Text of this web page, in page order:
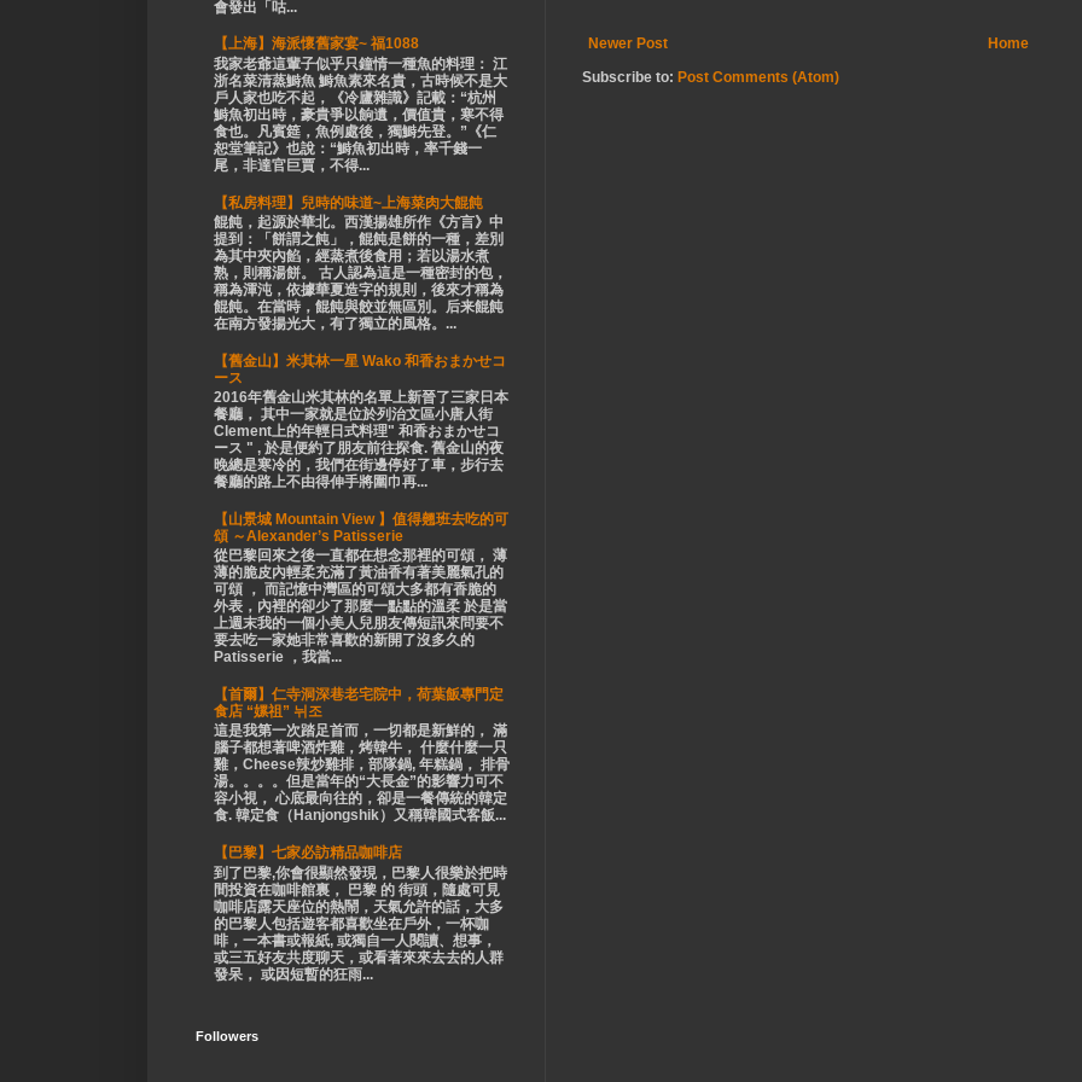
Newer Post
Home
Subscribe to: Post Comments (Atom)
會發出「咕...
【上海】海派懷舊家宴~ 福1088
我家老爺這輩子似乎只鐘情一種魚的料理： 江
浙名菜清蒸鰣魚 鰣魚素來名貴，古時候不是大
戶人家也吃不起，《冷廬雜識》記載：“杭州
鰣魚初出時，豪貴爭以餉遺，價值貴，寒不得
食也。凡賓筵，魚例處後，獨鰣先登。”《仁
恕堂筆記》也說：“鰣魚初出時，率千錢一
尾，非達官巨賈，不得...
【私房料理】兒時的味道~上海菜肉大餛飩
餛飩，起源於華北。西漢揚雄所作《方言》中
提到：「餅謂之飩」，餛飩是餅的一種，差別
為其中夾內餡，經蒸煮後食用；若以湯水煮
熟，則稱湯餅。 古人認為這是一種密封的包，
稱為渾沌，依據華夏造字的規則，後來才稱為
餛飩。在當時，餛飩與餃並無區別。后来餛飩
在南方發揚光大，有了獨立的風格。...
【舊金山】米其林一星 Wako 和香おまかせコ
ース
2016年舊金山米其林的名單上新晉了三家日本
餐廳， 其中一家就是位於列治文區小唐人街
Clement上的年輕日式料理" 和香おまかせコ
ース " , 於是便約了朋友前往探食. 舊金山的夜
晚總是寒冷的，我們在街邊停好了車，步行去
餐廳的路上不由得伸手將圍巾再...
【山景城 Mountain View 】值得翹班去吃的可
頌 ～Alexander’s Patisserie
從巴黎回來之後一直都在想念那裡的可頌， 薄
薄的脆皮內輕柔充滿了黃油香有著美麗氣孔的
可頌 ， 而記憶中灣區的可頌大多都有香脆的
外表，內裡的卻少了那麼一點點的溫柔 於是當
上週末我的一個小美人兒朋友傳短訊來問要不
要去吃一家她非常喜歡的新開了沒多久的
Patisserie ，我當...
【首爾】仁寺洞深巷老宅院中，荷葉飯專門定
食店 “嫘祖” 뉘조
這是我第一次踏足首而，一切都是新鮮的， 滿
腦子都想著啤酒炸雞，烤韓牛， 什麼什麼一只
雞，Cheese辣炒雞排，部隊鍋, 年糕鍋， 排骨
湯。。。。但是當年的“大長金”的影響力可不
容小視， 心底最向往的，卻是一餐傳統的韓定
食. 韓定食（Hanjongshik）又稱韓國式客飯...
【巴黎】七家必訪精品咖啡店
到了巴黎,你會很顯然發現，巴黎人很樂於把時
間投資在咖啡館裏， 巴黎 的 街頭，隨處可見
咖啡店露天座位的熱鬧，天氣允許的話，大多
的巴黎人包括遊客都喜歡坐在戶外，一杯咖
啡，一本書或報紙, 或獨自一人閱讀、想事，
或三五好友共度聊天，或看著來來去去的人群
發呆， 或因短暫的狂雨...
Followers